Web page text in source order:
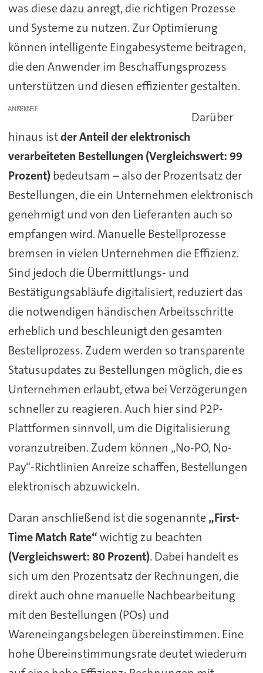
was diese dazu anregt, die richtigen Prozesse
und Systeme zu nutzen. Zur Optimierung
können intelligente Eingabesysteme beitragen,
die den Anwender im Beschaffungsprozess
unterstützen und diesen effizienter gestalten.
ANZEIGE
Darüber
hinaus istder Anteil der elektronisch
verarbeiteten Bestellungen (Vergleichswert: 99
Prozent) bedeutsam – also der Prozentsatz der
Bestellungen, die ein Unternehmen elektronisch
genehmigt und von den Lieferanten auch so
empfangen wird. Manuelle Bestellprozesse
bremsen in vielen Unternehmen die Effizienz.
Sind jedoch die Übermittlungs- und
Bestätigungsabläufe digitalisiert, reduziert das
die notwendigen händischen Arbeitsschritte
erheblich und beschleunigt den gesamten
Bestellprozess. Zudem werden so transparente
Statusupdates zu Bestellungen möglich, die es
Unternehmen erlaubt, etwa bei Verzögerungen
schneller zu reagieren. Auch hier sind P2P-
Plattformen sinnvoll, um die Digitalisierung
voranzutreiben. Zudem können „No-PO, No-
Pay“-Richtlinien Anreize schaffen, Bestellungen
elektronisch abzuwickeln.
Daran anschließend ist die sogenannte „First-
Time Match Rate“wichtig zu beachten
(Vergleichswert: 80 Prozent). Dabei handelt es
sich um den Prozentsatz der Rechnungen, die
direkt auch ohne manuelle Nachbearbeitung
mit den Bestellungen (POs) und
Wareneingangsbelegen übereinstimmen. Eine
hohe Übereinstimmungsrate deutet wiederum